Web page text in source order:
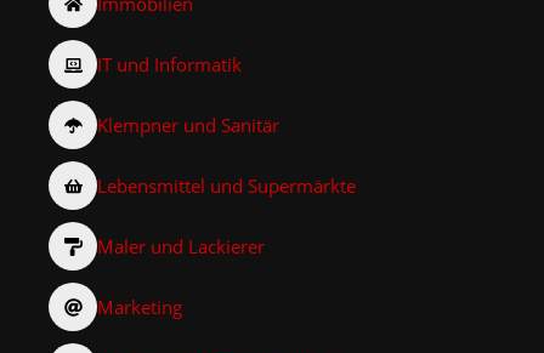
IT und Informatik
Klempner und Sanitär
Lebensmittel und Supermärkte
Maler und Lackierer
Marketing